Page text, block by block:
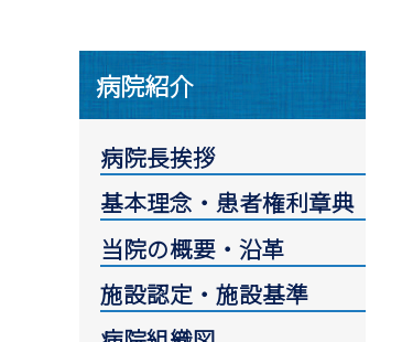
外来のご案内
初めて受診される方へ
通院中・再診の方へ
診療時間外の受診
専門外来
オンライン診療
院長挨拶
施設認定・施設基準
交通アクセス・駐車場
取り組み
地域連携医の皆さまへ
病院紹介
病院長挨拶
基本理念・患者権利章典
当院の概要・沿革
施設認定・施設基準